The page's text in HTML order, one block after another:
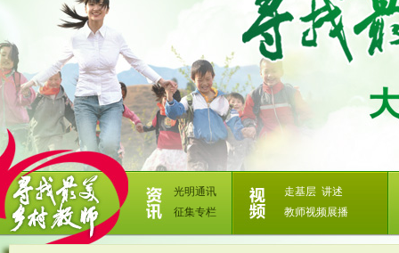
光明通讯
征集专栏
走基层 讲述
教师视频展播